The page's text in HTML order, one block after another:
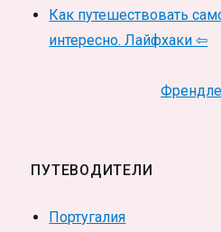
Как путешествовать
интересно. Лайфхаки ⇦
ПУТЕВОДИТЕЛИ
Португалия